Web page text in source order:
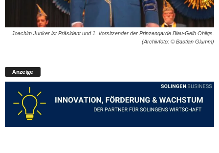
Joachim Junker ist Präsident und 1. Vorsitzender der Prinzengarde Blau-Gelb Ohligs.
(Archivfoto: © Bastian Glumm)
Anzeige